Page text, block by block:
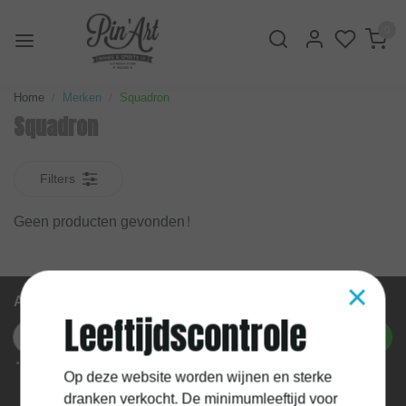
Home Merken Squadron
Squadron
Filters
Geen producten gevonden!
Abonneer je op onze nieuwsbrief
* We'll never share your email with anyone else.
Mijn account
×
Leeftijdscontrole
Op deze website worden wijnen en sterke
dranken verkocht. De minimumleeftijd voor